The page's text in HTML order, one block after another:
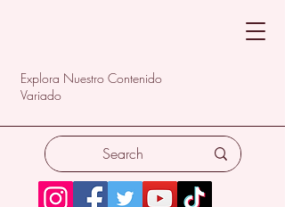
Explora Nuestro Contenido
Variado